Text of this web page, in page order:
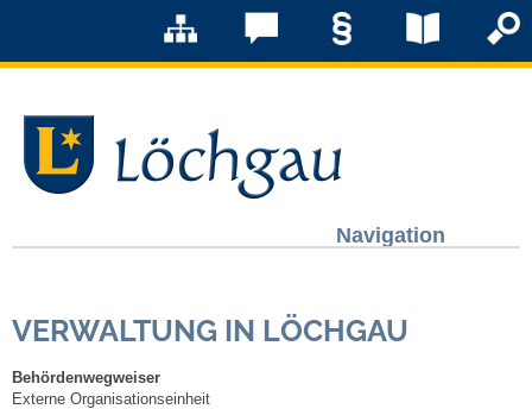
Navigation
Grußwort Bürgermeister
Kurzportrait
VERWALTUNG IN LÖCHGAU
Behördenwegweiser
Externe Organisationseinheit